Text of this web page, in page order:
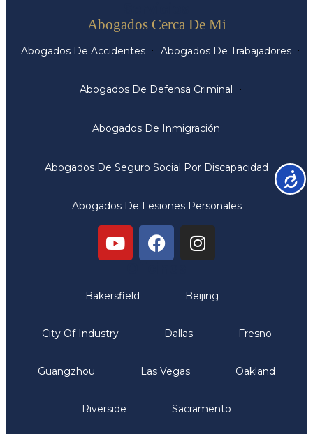
Abogados Cerca De Mi
Abogados De Accidentes Abogados De Trabajadores
Abogados De Defensa Criminal
Abogados De Inmigración
Abogados De Seguro Social Por Discapacidad
Abogados De Lesiones Personales
Bakersfield Beijing
City Of Industry Dallas Fresno
Guangzhou Las Vegas Oakland
Riverside Sacramento